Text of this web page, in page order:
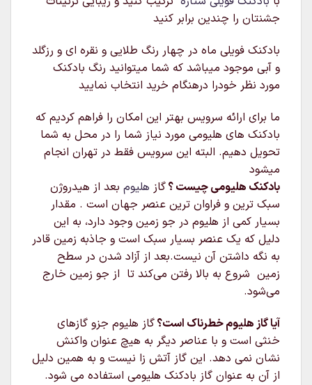
جشنتان را چندین برابر کنید
بادکنک فویلی ماه در چهار رنگ طلایی و نقره ای و رزگلد
و آبی موجود میباشد که شما میتوانید رنگ بادکنک
مورد نظر خودرا درهنگام خرید انتخاب نمایید
ما برای ارائه سرویس بهتر این امکان را فراهم کردیم که
بادکنک های هلیومی مورد نیاز شما را در محل به شما
تحویل دهیم. البته این سرویس فقط در تهران انجام
میشود
بادکنک هلیومی چیست ؟گاز هلیوم بعد از هیدروژن
سبک‌ ترین و فراوان‌ ترین عنصر جهان است . مقدار
بسیار کمی از هلیوم در جو زمین وجود دارد، به این
دلیل که یک عنصر بسیار سبک است و جاذبه زمین قادر
به نگه داشتن آن نیست.بعد از آزاد شدن در سطح
زمین شروع به بالا رفتن می‌کند تا از جو زمین خارج
می‌شود.
آیا گاز هلیوم خطرناک است؟گاز هلیوم جزو گازهای
خنثی است و با عناصر دیگر به هیچ عنوان واکنش
نشان نمی دهد. این گاز آتش زا نیست و به همین دلیل
از آن به عنوان گاز بادکنک هلیومی استفاده می شود.